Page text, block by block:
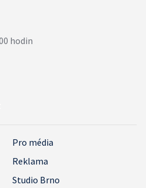
Pro média
Reklama
Studio Brno